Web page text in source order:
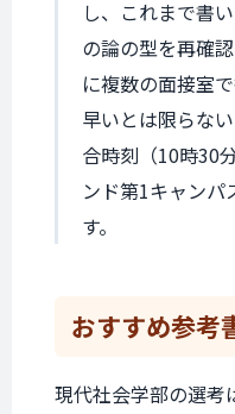
し、これまで書
の論の型を再確
に複数の面接室
早いとは限らな
合時刻（10時30
ンド第1キャンパ
す。
おすすめ参考
現代社会学部の選考